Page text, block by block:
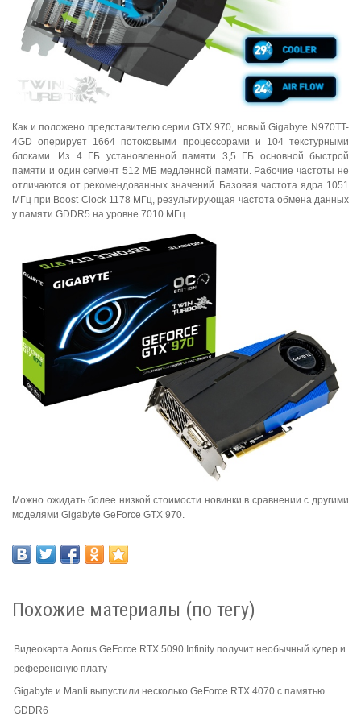
Как и положено представителю серии GTX 970, новый Gigabyte N970TT-
4GD оперирует 1664 потоковыми процессорами и 104 текстурными
блоками. Из 4 ГБ установленной памяти 3,5 ГБ основной быстрой
памяти и один сегмент 512 МБ медленной памяти. Рабочие частоты не
отличаются от рекомендованных значений. Базовая частота ядра 1051
МГц при Boost Clock 1178 МГц, результирующая частота обмена данных
у памяти GDDR5 на уровне 7010 МГц.
Можно ожидать более низкой стоимости новинки в сравнении с другими
моделями Gigabyte GeForce GTX 970.
Похожие материалы (по тегу)
Видеокарта Aorus GeForce RTX 5090 Infinity получит необычный кулер и
референсную плату
Gigabyte и Manli выпустили несколько GeForce RTX 4070 с памятью
GDDR6